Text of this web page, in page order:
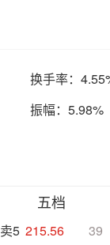
换手率：
振幅： 5.98%
五档
卖5 215.56
39